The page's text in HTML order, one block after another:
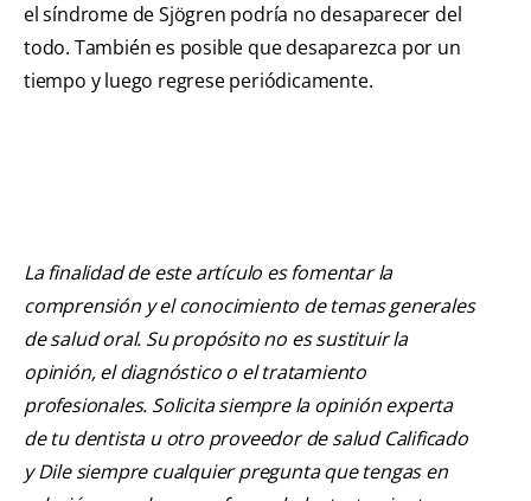
el síndrome de Sjögren podría no desaparecer del
todo. También es posible que desaparezca por un
tiempo y luego regrese periódicamente.
La finalidad de este artículo es fomentar la
comprensión y el conocimiento de temas generales
de salud oral. Su propósito no es sustituir la
opinión, el diagnóstico o el tratamiento
profesionales. Solicita siempre la opinión experta
de tu dentista u otro proveedor de salud Calificado
y Dile siempre cualquier pregunta que tengas en